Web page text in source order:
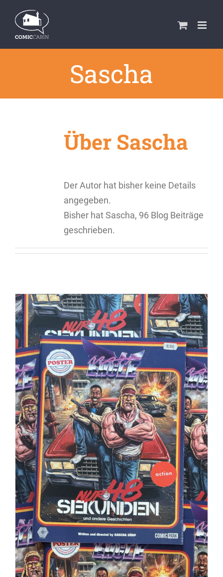
Inhalt
springen
Sascha
Über Sascha
Der Autor hat bisher keine Details
angegeben.
Bisher hat Sascha, 96 Blog Beiträge
geschrieben.